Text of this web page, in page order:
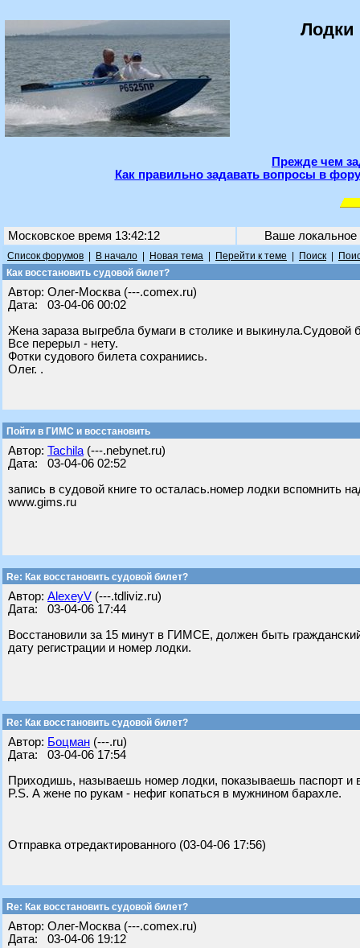
Лодки
Прежде чем
Как правильно задавать вопросы в
Московское время 13:42:12 Ваше
Список форумов В начало Новая тема Перейти к теме Поиск
Как восстановить судовой билет?
Автор: Олег-Москва (---.comex.ru)
Дата: 03-04-06 00:02
Жена зараза выгребла бумаги в столике и выкинула.Судовой
Все перерыл - нету.
Фотки судового билета сохраниись.
Олег. .
Пойти в ГИМС и восстановить
Автор: Tachila (---.nebynet.ru)
Дата: 03-04-06 02:52
запись в судовой книге то осталась.номер лодки вспомнить
www.gims.ru
Re: Как восстановить судовой билет?
Автор: AlexeyV (---.tdliviz.ru)
Дата: 03-04-06 17:44
Восстановили за 15 минут в ГИМСЕ, должен быть
дату регистрации и номер лодки.
Re: Как восстановить судовой билет?
Автор: Бoцман (---.ru)
Дата: 03-04-06 17:54
Приходишь, называешь номер лодки, показываешь паспорт и
P.S. А жене по рукам - нефиг копаться в мужнином барахле.
Отправка отредактированного (03-04-06 17:56)
Re: Как восстановить судовой билет?
Автор: Олег-Москва (---.comex.ru)
Дата: 03-04-06 19:12